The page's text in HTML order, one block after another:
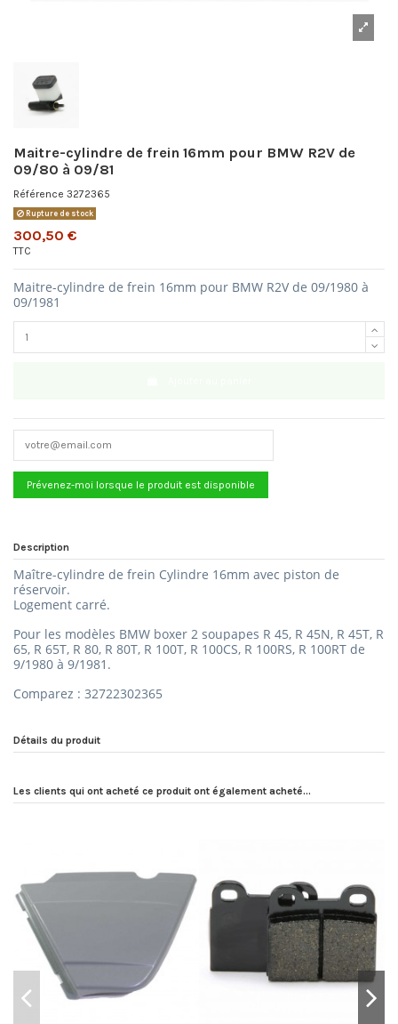
Maitre-cylindre de frein 16mm pour BMW R2V de
09/80 à 09/81
Référence 3272365
Rupture de stock
300,50 €
TTC
Maitre-cylindre de frein 16mm pour BMW R2V de 09/1980 à
09/1981
Description
Maître-cylindre de frein Cylindre 16mm avec piston de
réservoir.
Logement carré.
Pour les modèles BMW boxer 2 soupapes R 45, R 45N, R 45T, R
65, R 65T, R 80, R 80T, R 100T, R 100CS, R 100RS, R 100RT de
9/1980 à 9/1981.
Comparez : 32722302365
Détails du produit
Les clients qui ont acheté ce produit ont également acheté...